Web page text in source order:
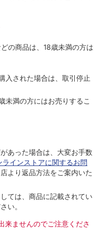
の商品は、18歳未満の方は
入された場合は、取引停止
未満の方にはお売りするこ
あった場合は、大変お手数
ラインストアに関するお問
より返品方法をご案内いた
ては、商品に記載されてい
い。
来ませんのでご注意くださ